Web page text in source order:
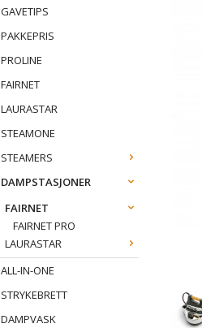
GAVETIPS
PAKKEPRIS
PROLINE
FAIRNET
LAURASTAR
STEAMONE
STEAMERS
DAMPSTASJONER
FAIRNET
FAIRNET PRO
LAURASTAR
ALL-IN-ONE
STRYKEBRETT
DAMPVASK